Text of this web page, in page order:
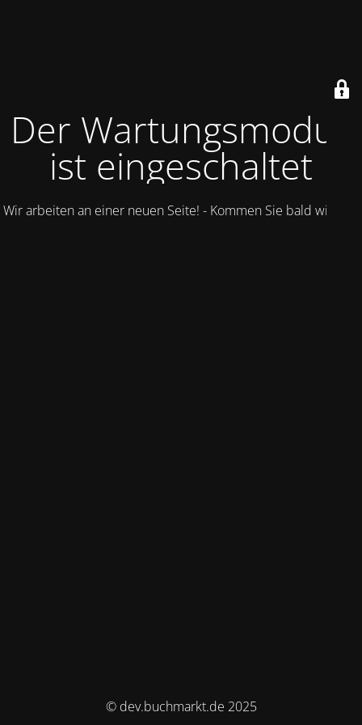
Der Wartungsmodus
ist eingeschaltet
Wir arbeiten an einer neuen Seite! - Kommen Sie bald wieder.
© dev.buchmarkt.de 2025